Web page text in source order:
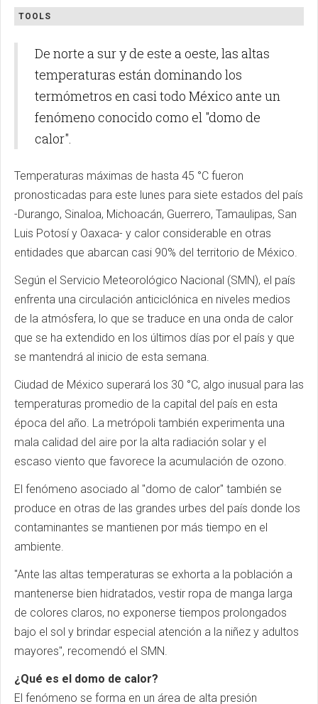
TOOLS
De norte a sur y de este a oeste, las altas
temperaturas están dominando los
termómetros en casi todo México ante un
fenómeno conocido como el "domo de
calor".
Temperaturas máximas de hasta 45 °C fueron
pronosticadas para este lunes para siete estados del país
-Durango, Sinaloa, Michoacán, Guerrero, Tamaulipas, San
Luis Potosí y Oaxaca- y calor considerable en otras
entidades que abarcan casi 90% del territorio de México.
Según el Servicio Meteorológico Nacional (SMN), el país
enfrenta una circulación anticiclónica en niveles medios
de la atmósfera, lo que se traduce en una onda de calor
que se ha extendido en los últimos días por el país y que
se mantendrá al inicio de esta semana.
Ciudad de México superará los 30 °C, algo inusual para las
temperaturas promedio de la capital del país en esta
época del año. La metrópoli también experimenta una
mala calidad del aire por la alta radiación solar y el
escaso viento que favorece la acumulación de ozono.
El fenómeno asociado al "domo de calor" también se
produce en otras de las grandes urbes del país donde los
contaminantes se mantienen por más tiempo en el
ambiente.
"Ante las altas temperaturas se exhorta a la población a
mantenerse bien hidratados, vestir ropa de manga larga
de colores claros, no exponerse tiempos prolongados
bajo el sol y brindar especial atención a la niñez y adultos
mayores", recomendó el SMN.
¿Qué es el domo de calor?
El fenómeno se forma en un área de alta presión